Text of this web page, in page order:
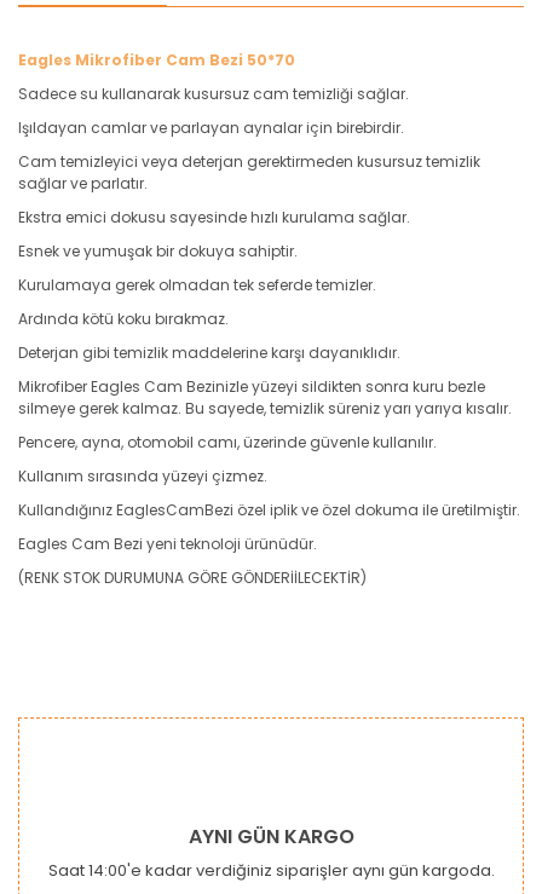
Eagles Mikrofiber Cam Bezi 50*70
Sadece su kullanarak kusursuz cam temizliği sağlar.
Işıldayan camlar ve parlayan aynalar için birebirdir.
Cam temizleyici veya deterjan gerektirmeden kusursuz temizlik
sağlar ve parlatır.
Ekstra emici dokusu sayesinde hızlı kurulama sağlar.
Esnek ve yumuşak bir dokuya sahiptir.
Kurulamaya gerek olmadan tek seferde temizler.
Ardında kötü koku bırakmaz.
Deterjan gibi temizlik maddelerine karşı dayanıklıdır.
Mikrofiber Eagles Cam Bezinizle yüzeyi sildikten sonra kuru bezle
silmeye gerek kalmaz. Bu sayede, temizlik süreniz yarı yarıya kısalır.
Pencere, ayna, otomobil camı, üzerinde güvenle kullanılır.
Kullanım sırasında yüzeyi çizmez.
Kullandığınız EaglesCamBezi özel iplik ve özel dokuma ile üretilmiştir.
Eagles Cam Bezi yeni teknoloji ürünüdür.
(RENK STOK DURUMUNA GÖRE GÖNDERİİLECEKTİR)
Bu ürüne ilk yorumu siz yapın!
Ürün açıklamasında eksik bilgiler bulunuyor.
Ürün bilgilerinde hatalar bulunuyor.
AYNI GÜN KARGO
Saat 14:00'e kadar verdiğiniz siparişler aynı gün kargoda.